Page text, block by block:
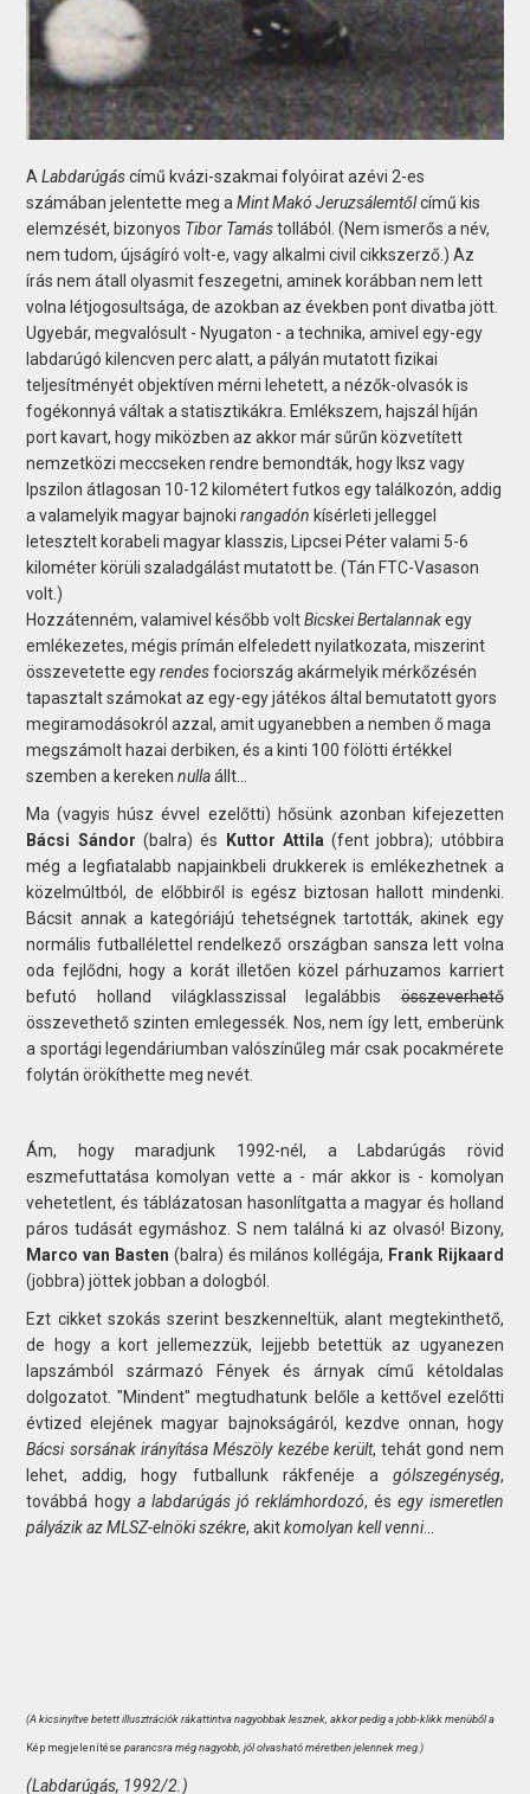
ALabdarúgáscímű kvázi-szakmai folyóirat azévi 2-es
számában jelentette meg aMint Makó Jeruzsálemtőlcímű kis
elemzését, bizonyos Tibor Tamástollából. (Nem ismerős a név,
nem tudom, újságíró volt-e, vagy alkalmi civil cikkszerző.) Az
írás nem átall olyasmit feszegetni, aminek korábban nem lett
volna létjogosultsága, de azokban az években pont divatba jött.
Ugyebár, megvalósult - Nyugaton - a technika, amivel egy-egy
labdarúgó kilencven perc alatt, a pályán mutatott fizikai
teljesítményét objektíven mérni lehetett, a nézők-olvasók is
fogékonnyá váltak a statisztikákra. Emlékszem, hajszál híján
port kavart, hogy miközben az akkor már sűrűn közvetített
nemzetközi meccseken rendre bemondták, hogy Iksz vagy
Ipszilon átlagosan 10-12 kilométert futkos egy találkozón, addig
a valamelyik magyar bajnokirangadón kísérleti jelleggel
letesztelt korabeli magyar klasszis, Lipcsei Péter valami 5-6
kilométer körüli szaladgálást mutatott be. (Tán FTC-Vasason
volt.)
Hozzátenném, valamivel később voltBicskei Bertalannakegy
emlékezetes, mégis prímán elfeledett nyilatkozata, miszerint
összevetette egyrendesfociország akármelyik mérkőzésén
tapasztalt számokat az egy-egy játékos által bemutatott gyors
megiramodásokról azzal, amit ugyanebben a nemben ő maga
megszámolt hazai derbiken, és a kinti 100 fölötti értékkel
szemben a kerekennullaállt...
Ma (vagyis húsz évvel ezelőtti) hősünk azonban kifejezetten
Bácsi Sándor (balra) és Kuttor Attila (fent jobbra); utóbbira
még a legfiatalabb napjainkbeli drukkerek is emlékezhetnek a
közelmúltból, de előbbiről is egész biztosan hallott mindenki.
Bácsit annak a kategóriájú tehetségnek tartották, akinek egy
normális futballélettel rendelkező országban sansza lett volna
oda fejlődni, hogy a korát illetően közel párhuzamos karriert
befutó holland világklasszissal legalábbisösszeverhető
összevethető szinten emlegessék. Nos, nem így lett, emberünk
a sportági legendáriumban valószínűleg már csak pocakmérete
folytán örökíthette meg nevét.
Ám, hogy maradjunk 1992-nél, a Labdarúgás rövid
eszmefuttatása komolyan vette a - már akkor is - komolyan
vehetetlent, és táblázatosan hasonlítgatta a magyar és holland
páros tudását egymáshoz. S nem találná ki az olvasó! Bizony,
Marco van Basten (balra) és milános kollégája, Frank Rijkaard
(jobbra) jöttek jobban a dologból.
Ezt cikket szokás szerint beszkenneltük, alant megtekinthető,
de hogy a kort jellemezzük, lejjebb betettük az ugyanezen
lapszámból származó Fények és árnyak című kétoldalas
dolgozatot. "Mindent" megtudhatunk belőle a kettővel ezelőtti
évtized elejének magyar bajnokságáról, kezdve onnan, hogy
Bácsi sorsának irányítása Mészöly kezébe került, tehát gond nem
lehet, addig, hogy futballunk rákfenéje a gólszegénység,
továbbá hogy a labdarúgás jó reklámhordozó, ésegy ismeretlen
pályázik az MLSZ-elnöki székre, akitkomolyan kell venni...
(A kicsinyítve betett illusztrációk rákattintva nagyobbak lesznek, akkor pedig a jobb-klikk menüből a
Kép megjelenítése parancsra még nagyobb, jól olvasható méretben jelennek meg.)
(Labdarúgás, 1992/2.)